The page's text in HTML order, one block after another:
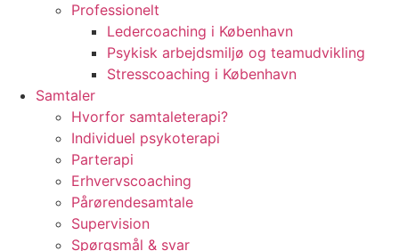
Professionelt
Ledercoaching i København
Psykisk arbejdsmiljø og teamudvikling
Stresscoaching i København
Samtaler
Hvorfor samtaleterapi?
Individuel psykoterapi
Parterapi
Erhvervscoaching
Pårørendesamtale
Supervision
Spørgsmål & svar